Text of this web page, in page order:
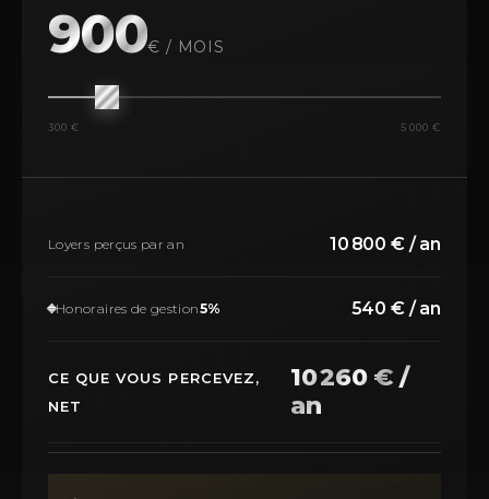
900€ / MOIS
300 € 5 000 €
Loyers perçus par an 10 800 € / an
Honoraires de gestion5% 540 € / an
CE QUE VOUS PERCEVEZ,
NET
10 260 € /
an